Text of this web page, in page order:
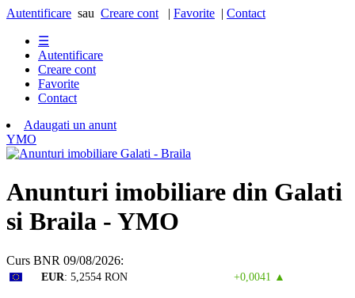
Autentificare sau Creare cont | Favorite | Contact
☰
Autentificare
Creare cont
Favorite
Contact
Adaugati un anunt
YMO
Anunturi imobiliare din Galati
si Braila - YMO
Curs BNR 09/08/2026:
EUR: 5,2554 RON +0,0041 ▲